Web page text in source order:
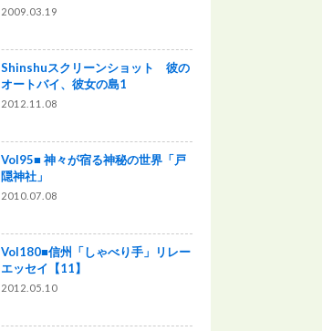
2009.03.19
Shinshuスクリーンショット 彼の
オートバイ、彼女の島1
2012.11.08
Vol95■ 神々が宿る神秘の世界「戸
隠神社」
2010.07.08
Vol180■信州「しゃべり手」リレー
エッセイ【11】
2012.05.10